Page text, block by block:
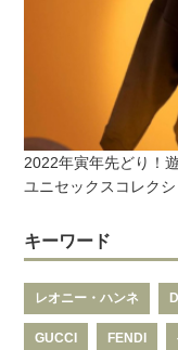
2022年寅年先どり！
ユニセックスコレク
キーワード
レオニー・ハンネ
GUCCI FENDI